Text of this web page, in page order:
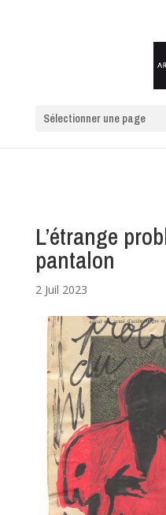
Sélectionner une page
L’étrange
pantalon
2 Juil 2023